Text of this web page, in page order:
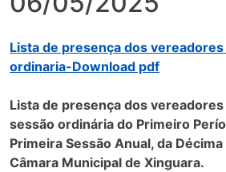
Lista de presença dos vereadores
ordinaria-Download pdf
Lista de presença dos
sessão ordinária do Primeiro
Primeira Sessão Anual, da
Câmara Municipal de Xinguara.